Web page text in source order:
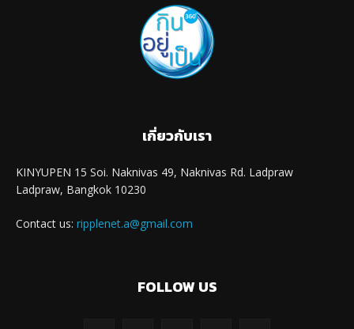
เกี่ยวกับเรา
KINYUPEN 15 Soi. Naknivas 49, Naknivas Rd. Ladpraw
Ladpraw, Bangkok 10230
Contact us: ripplenet.a@gmail.com
FOLLOW US